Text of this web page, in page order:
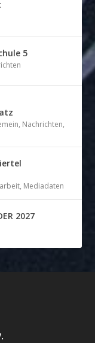
5
, Nachrichten,
, Mediadaten
2027